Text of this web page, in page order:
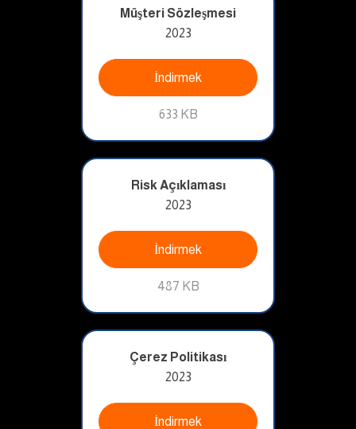
Müşteri Sözleşmesi
2023
İndirmek
633 KB
Risk Açıklaması
2023
İndirmek
487 KB
Çerez Politikası
2023
İndirmek